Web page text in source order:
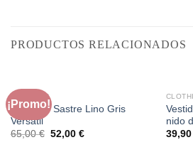
PRODUCTOS RELACIONADOS
¡Promo!
CLOTHING
Pantalón Sastre Lino Gris
Versátil
65,00€ El
52,00 €El
nido
39,90